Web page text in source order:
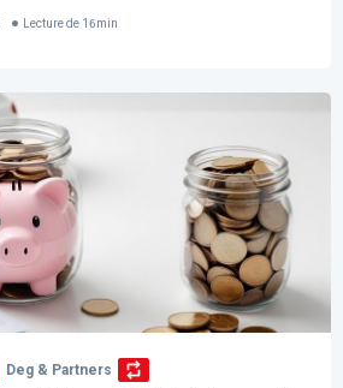
Lecture de 16min
Deg & Partners